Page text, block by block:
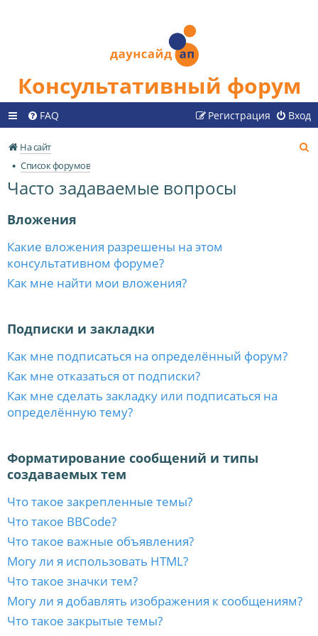
Консультативный форум
FAQ Вход
Регистрация
На сайт
Список форумов
Часто задаваемые вопросы
Вложения
Какие вложения разрешены на этом
консультативном форуме?
Как мне найти мои вложения?
Подписки и закладки
Как мне подписаться на определённый форум?
Как мне отказаться от подписки?
Как мне сделать закладку или подписаться на
определённую тему?
Форматирование сообщений и типы
создаваемых тем
Что такое закрепленные темы?
Что такое BBCode?
Что такое важные объявления?
Могу ли я использовать HTML?
Что такое значки тем?
Могу ли я добавлять изображения к сообщениям?
Что такое закрытые темы?